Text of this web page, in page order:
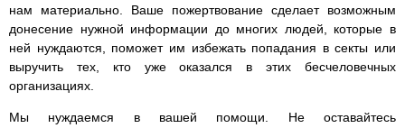
нам материально. Ваше пожертвование сделает возможным
донесение нужной информации до многих людей, которые в
ней нуждаются, поможет им избежать попадания в секты или
выручить тех, кто уже оказался в этих бесчеловечных
организациях.
Мы нуждаемся в вашей помощи. Не оставайтесь